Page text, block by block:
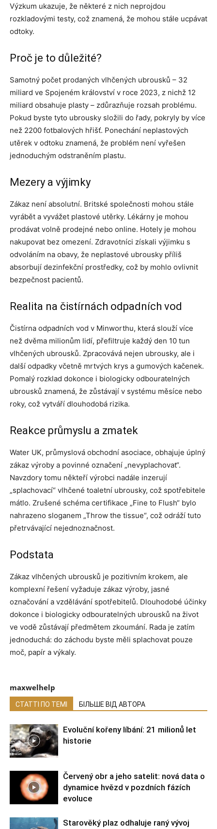
Výzkum ukazuje, že některé z nich neprojdou
rozkladovými testy, což znamená, že mohou stále ucpávat
odtoky.
Proč je to důležité?
Samotný počet prodaných vlhčených ubrousků – 32
miliard ve Spojeném království v roce 2023, z nichž 12
miliard obsahuje plasty – zdůrazňuje rozsah problému.
Pokud byste tyto ubrousky složili do řady, pokryly by více
než 2200 fotbalových hřišť. Ponechání neplastových
utěrek v odtoku znamená, že problém není vyřešen
jednoduchým odstraněním plastu.
Mezery a výjimky
Zákaz není absolutní. Britské společnosti mohou stále
vyrábět a vyvážet plastové utěrky. Lékárny je mohou
prodávat volně prodejné nebo online. Hotely je mohou
nakupovat bez omezení. Zdravotníci získali výjimku s
odvoláním na obavy, že neplastové ubrousky příliš
absorbují dezinfekční prostředky, což by mohlo ovlivnit
bezpečnost pacientů.
Realita na čistírnách odpadních vod
Čistírna odpadních vod v Minworthu, která slouží více
než dvěma milionům lidí, přefiltruje každý den 10 tun
vlhčených ubrousků. Zpracovává nejen ubrousky, ale i
další odpadky včetně mrtvých krys a gumových kačenek.
Pomalý rozklad dokonce i biologicky odbouratelných
ubrousků znamená, že zůstávají v systému měsíce nebo
roky, což vytváří dlouhodobá rizika.
Reakce průmyslu a zmatek
Water UK, průmyslová obchodní asociace, obhajuje úplný
zákaz výroby a povinné označení „nevyplachovat“.
Navzdory tomu někteří výrobci nadále inzerují
„splachovací“ vlhčené toaletní ubrousky, což spotřebitele
mátlo. Zrušené schéma certifikace „Fine to Flush“ bylo
nahrazeno sloganem „Throw the tissue“, což odráží tuto
přetrvávající nejednoznačnost.
Podstata
Zákaz vlhčených ubrousků je pozitivním krokem, ale
komplexní řešení vyžaduje zákaz výroby, jasné
označování a vzdělávání spotřebitelů. Dlouhodobé účinky
dokonce i biologicky odbouratelných ubrousků na život
ve vodě zůstávají předmětem zkoumání. Rada je zatím
jednoduchá: do záchodu byste měli splachovat pouze
moč, papír a výkaly.
maxwelhelp
СТАТТІ ПО ТЕМІ БІЛЬШЕ ВІД АВТОРА
Evoluční kořeny líbání: 21 milionů let
historie
Červený obr a jeho satelit: nová data o
dynamice hvězd v pozdních fázích
evoluce
Starověký plaz odhaluje raný vývoj